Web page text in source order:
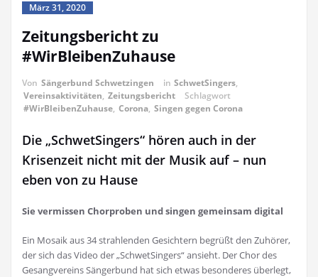
März 31, 2020
Zeitungsbericht zu
#WirBleibenZuhause
Von Sängerbund Schwetzingen in SchwetSingers,
Vereinsaktivitäten, Zeitungsbericht
Schlagwort
#WirBleibenZuhause, Corona, Singen gegen Corona
Die „SchwetSingers“ hören auch in der
Krisenzeit nicht mit der Musik auf – nun
eben von zu Hause
Sie vermissen Chorproben und singen gemeinsam digital
Ein Mosaik aus 34 strahlenden Gesichtern begrüßt den Zuhörer,
der sich das Video der „SchwetSingers“ ansieht. Der Chor des
Gesangvereins Sängerbund hat sich etwas besonderes überlegt,